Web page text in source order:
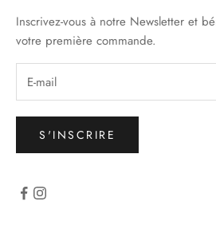
Inscrivez-vous à notre Newsletter et
votre première commande.
S'INSCRIRE